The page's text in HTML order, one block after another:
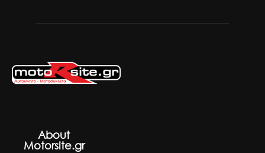
About
Motorsite.gr